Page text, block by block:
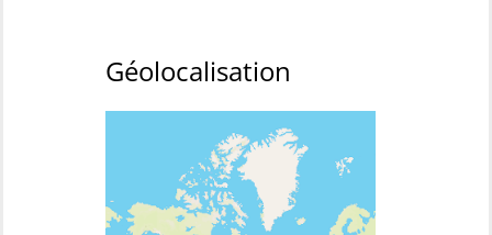
Géolocalisation